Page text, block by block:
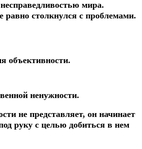
мира.
равно столкнулся с проблемами.
объективности.
ненужности.
не представляет, он начинает
руку с целью добиться в нем